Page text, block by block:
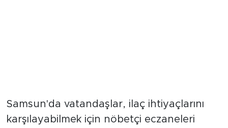
Samsun'da vatandaşlar, ilaç ihtiyaçlarını
karşılayabilmek için nöbetçi eczaneleri